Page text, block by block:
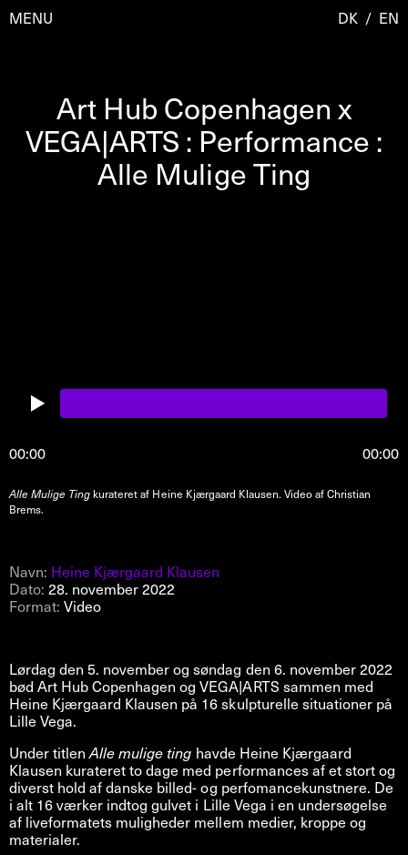
MENU
Besøg
Kalender
Room Room
DK / EN
Art Hub Copenhagen x
VEGA|ARTS : Performance :
Alle Mulige Ting
00:00 00:00
Alle Mulige Ting kurateret af Heine Kjærgaard Klausen. Video af Christian
Brems.
Navn: Heine Kjærgaard Klausen
Dato:28. november 2022
Format:Video
Lørdag den 5. november og søndag den 6. november 2022
bød Art Hub Copenhagen og VEGA|ARTS sammen med
Heine Kjærgaard Klausen på 16 skulpturelle situationer på
Lille Vega.
Under titlenAlle mulige ting havde Heine Kjærgaard
Klausen kurateret to dage med performances af et stort og
diverst hold af danske billed- og perfomancekunstnere. De
i alt 16 værker indtog gulvet i Lille Vega i en undersøgelse
af liveformatets muligheder mellem medier, kroppe og
materialer.